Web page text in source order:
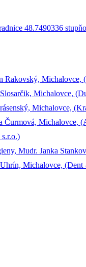
Rakovský, Michalovce,
Michalovce,
Michalovce,
Čurmová, Michalovce,
Mudr. Janka
Michalovce, (Dent